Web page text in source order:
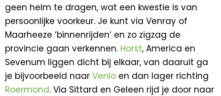
geen helm te dragen, wat een kwestie is van
persoonlijke voorkeur. Je kunt via Venray of
Maarheeze ‘binnenrijden’ en zo zigzag de
provincie gaan verkennen. Horst, America en
Sevenum liggen dicht bij elkaar, van daaruit ga
je bijvoorbeeld naar Venlo en dan lager richting
Roermond. Via Sittard en Geleen rijd je door naar